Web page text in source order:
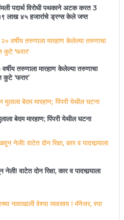
पदार्थ विरोधी पथकाने अटक करत 3
लाख ४५ हजारांचे ड्रग्स केले जप्त
तरुणाला मारहाण केलेल्या तरुणाचा
‘फरार’
बेदम मारहाण; पिंपरी येथील घटना
वाटेत दोन रिक्षा, कार व पादचार्‍याला